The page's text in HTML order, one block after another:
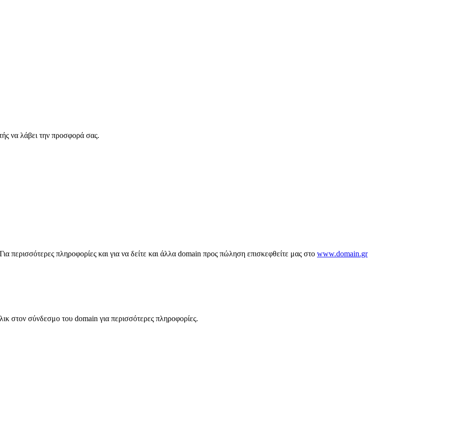
να λάβει την προσφορά σας.
περισσότερες πληροφορίες και για να δείτε και άλλα domain προς πώληση επισκεφθείτε μας στο www.domain.gr
στον σύνδεσμο του domain για περισσότερες πληροφορίες.